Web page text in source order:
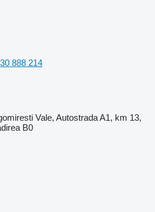
888 214
Vale, Autostrada A1, km 13,
B0